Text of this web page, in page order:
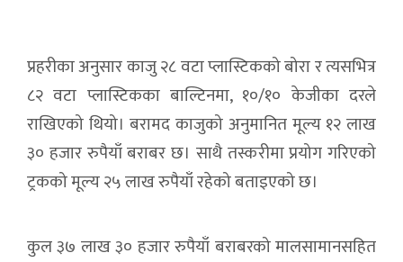
प्रहरीका अनुसार काजु २८ वटा प्लास्टिकको बोरा र त्यसभित्र
८२ वटा प्लास्टिकका बाल्टिनमा, १०/१० केजीका दरले
राखिएको थियो। बरामद काजुको अनुमानित मूल्य १२ लाख
३० हजार रुपैयाँ बराबर छ। साथै तस्करीमा प्रयोग गरिएको
ट्रकको मूल्य २५ लाख रुपैयाँ रहेको बताइएको छ।
कुल ३७ लाख ३० हजार रुपैयाँ बराबरको मालसामानसहित